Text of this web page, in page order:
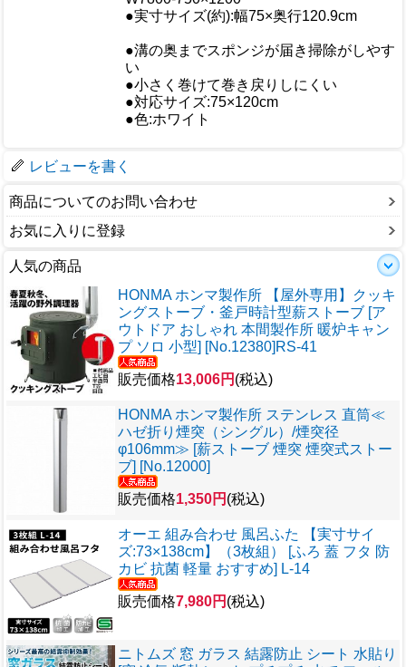
●実寸サイズ(約):幅75×奥行120.9cm
●溝の奥までスポンジが届き掃除がしやす
い
●小さく巻けて巻き戻りしにくい
●対応サイズ:75×120cm
●色:ホワイト
レビューを書く
商品についてのお問い合わせ
お気に入りに登録
人気の商品
HONMA ホンマ製作所 【屋外専用】クッキ
ングストーブ・釜戸時計型薪ストーブ [ア
ウトドア おしゃれ 本間製作所 暖炉キャン
プ ソロ 小型] [No.12380]RS-41
販売価格13,006円 (税込)
HONMA ホンマ製作所 ステンレス 直筒≪
ハゼ折り煙突（シングル）/煙突径
φ106mm≫ [薪ストーブ 煙突 煙突式ストー
ブ] [No.12000]
販売価格1,350円 (税込)
オーエ 組み合わせ 風呂ふた 【実寸サイ
ズ:73×138cm】（3枚組） [ふろ 蓋 フタ 防
カビ 抗菌 軽量 おすすめ] L-14
販売価格7,980円 (税込)
ニトムズ 窓 ガラス 結露防止 シート 水貼り